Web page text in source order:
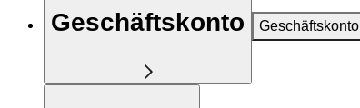
Geschäftskonto Geschäftskonto